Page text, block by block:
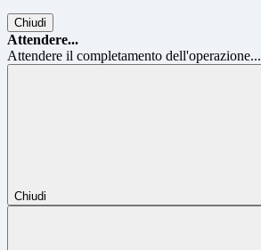
Chiudi
Attendere...
Attendere il completamento dell'operazione...
Chiudi